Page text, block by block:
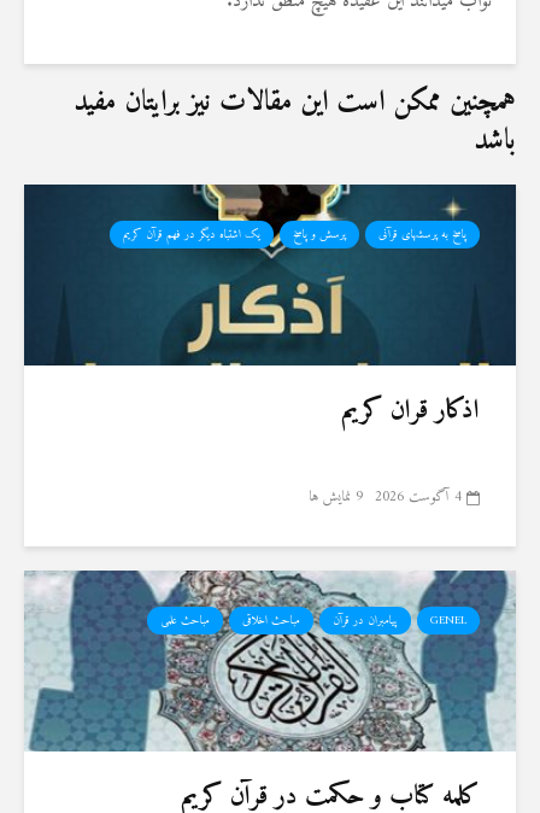
همچنین ممکن است این مقالات نیز برایتان مفید
باشد
پاسخ به پرسشهای قرآنی پرسش و پاسخ یک اشتباه دیگر در فهم قرآن کریم
اذکار قران کریم
4 آگوست 2026 9 نمایش ها
GENEL پیامبران در قرآن مباحث اخلاقی مباحث علمی
کلمه کتاب و حکمت در قرآن کریم